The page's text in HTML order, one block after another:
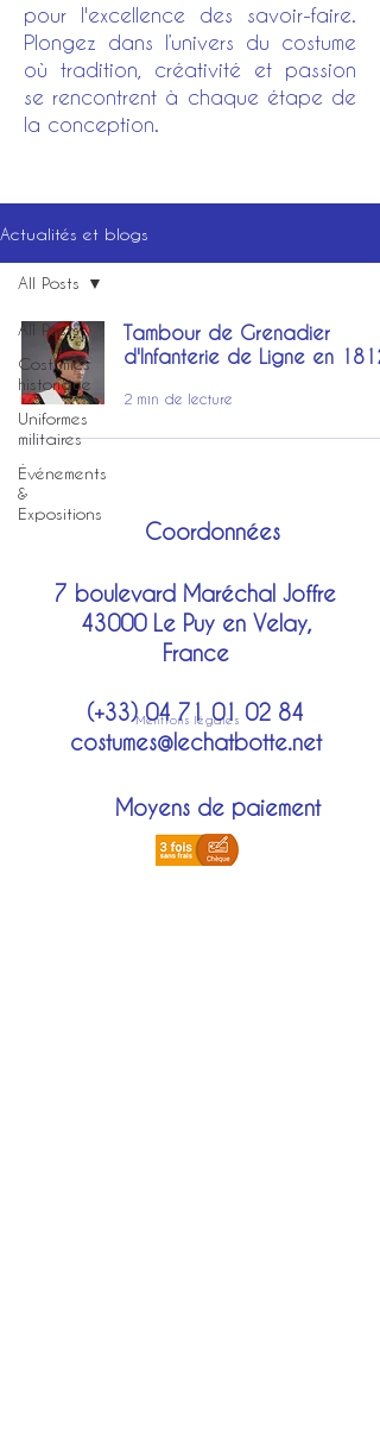
pour l'excellence des savoir-faire.
Plongez dans l’univers du costume
où tradition, créativité et passion
se rencontrent à chaque étape de
la conception.
Actualités et blogs
All Posts
Costumes
historique
Uniformes
militaires
Événements
&
Expositions
All Posts
Tambour de Grenadier
d'Infanterie de Ligne en 1812
2 min de lecture
Mentions légales
Coordonnées
7 boulevard Maréchal Joffre
43000 Le Puy en Velay,
France
(+33)04 71 01 02 84
costumes@lechatbotte.net
Moyens de paiement